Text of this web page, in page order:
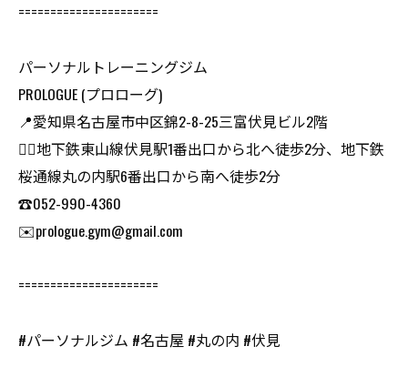
======================
パーソナルトレーニングジム
PROLOGUE (プロローグ)
📍愛知県名古屋市中区錦2-8-25三富伏見ビル2階
🏃‍♂️地下鉄東山線伏見駅1番出口から北へ徒歩2分、地下鉄
桜通線丸の内駅6番出口から南へ徒歩2分
☎️052-990-4360
✉️prologue.gym@gmail.com
======================
#パーソナルジム #名古屋 #丸の内 #伏見